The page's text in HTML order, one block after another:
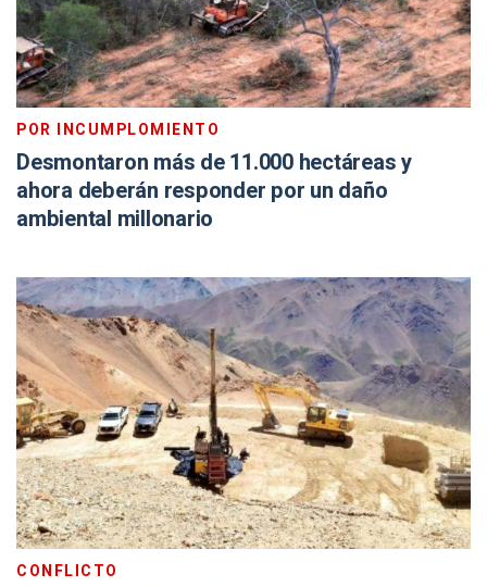
POR INCUMPLOMIENTO
Desmontaron más de 11.000 hectáreas y
ahora deberán responder por un daño
ambiental millonario
CONFLICTO